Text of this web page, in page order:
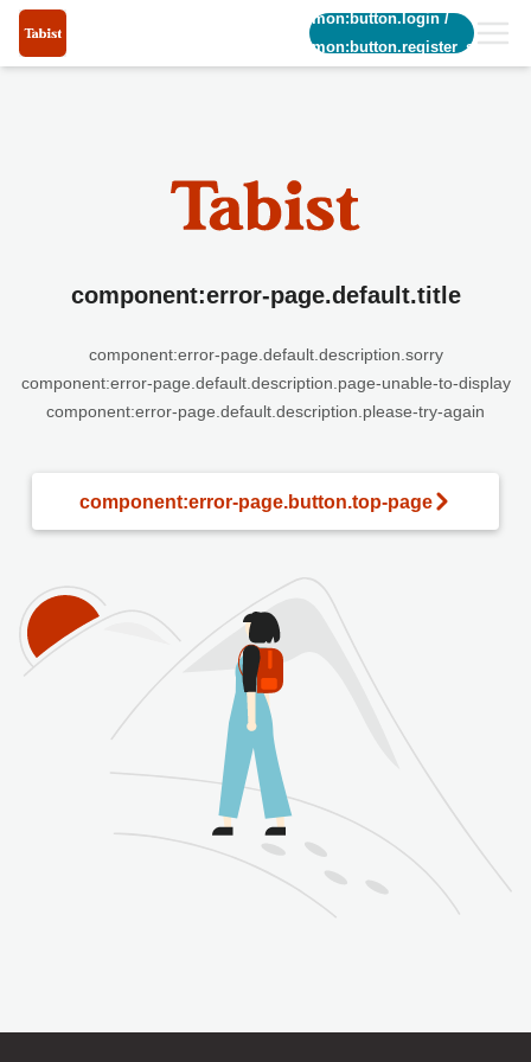
common:button.login/
common:button.register_short
component:error-page.default.title
component:error-page.default.description.sorry
component:error-page.default.description.page-unable-to-display
component:error-page.default.description.please-try-again
component:error-page.button.top-page